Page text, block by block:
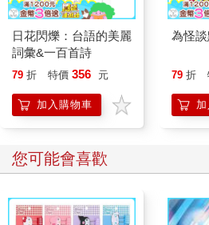
作機會流失，全球也有數百萬個。我
在這個時候，部落客和「社群媒體」
熱門話題，尤其是記者和其他媒體工
當作業餘愛好者和門外漢——他們當
的領域中並沒有真正的專業知識或可
暗示我和我那些充滿抱負的記者同行
們可以先做部落格工作消磨時間。但
得拿錢才能過活的事實。我和同部門
向前邁進的唯一方法是在網路上無償
日花閃爍：台語的美麗
詞彙&一百首詩
79 折 特價 356 元
加入購物車
為怪
79 折
您可能會喜歡